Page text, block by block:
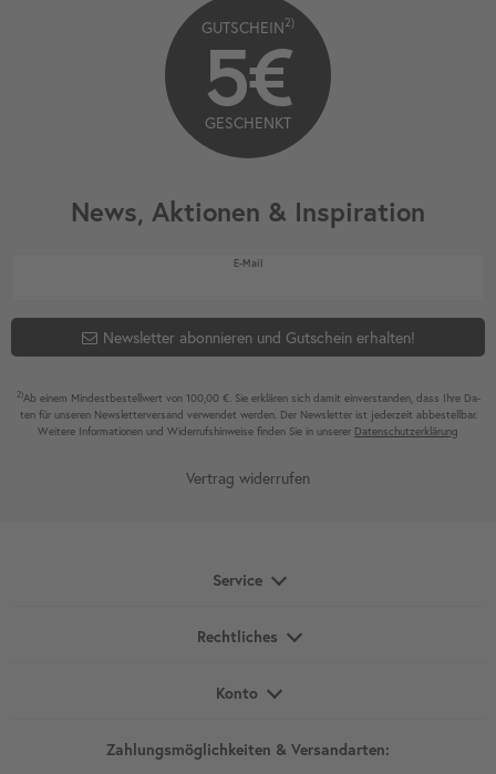
News, Aktionen & Inspiration
E-MailNewsletter Honig
Newsletter abonnieren und Gutschein erhalten!
2)Ab einem Mindest­bestell­wert von 100,00 €. Sie erklären sich damit ein­ver­standen, dass Ihre Da­
ten für unseren News­letter­versand ver­wen­det werden. Der News­letter ist jeder­zeit ab­bestel­lbar.
Weitere Infor­mationen und Wider­rufshin­weise finden Sie in unserer Daten­schutz­erklärung
GUTSCHEIN2)
5€
GESCHENKT
Vertrag widerrufen
Service
Rechtliches
Konto
Zahlungsmöglichkeiten & Versandarten: